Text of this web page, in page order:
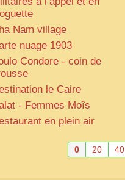
Nam village
nuage 1903
Condore - coin de
le Caire
- Femmes Moîs
en plein air
0 20 40